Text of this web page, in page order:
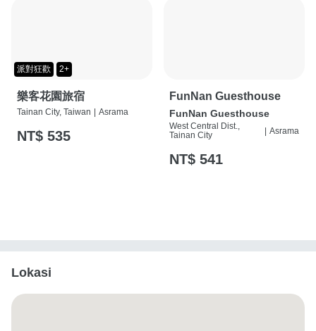
派對狂歡 2+
樂客花園旅宿
Tainan City, Taiwan Asrama
NT$ 535
FunNan Guesthouse
FunNan Guesthouse
West Central Dist.,
Tainan City
| Asrama
NT$ 541
Lokasi